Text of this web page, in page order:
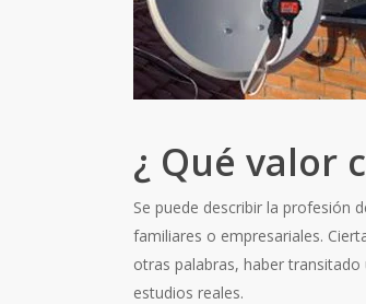
¿ Qué valor
Se puede describir la profesión
familiares o empresariales.
otras palabras, haber
estudios reales.